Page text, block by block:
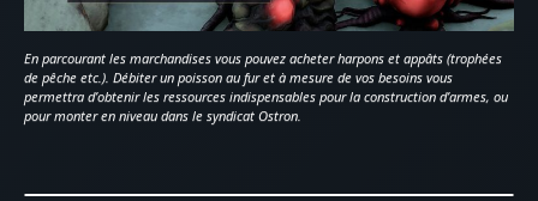
En parcourant les marchandises vous pouvez acheter harpons et appâts (trophées
de pêche etc.). Débiter un poisson au fur et à mesure de vos besoins vous
permettra d’obtenir les ressources indispensables pour la construction d’armes, ou
pour monter en niveau dans le syndicat Ostron.